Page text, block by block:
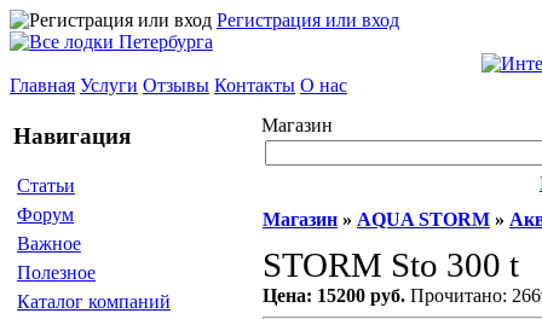
Регистрация или вход
Главная Услуги Отзывы Контакты О нас
Навигация
Статьи
Форум
Важное
Полезное
Каталог компаний
Магазин
Магазин » AQUA STORM »
STORM Sto 300 t
Цена: 15200 руб. Прочитано: